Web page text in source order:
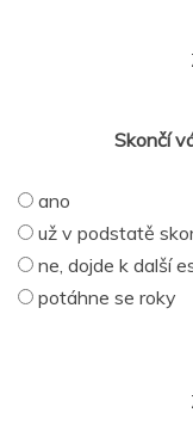
Skončí
ano
už v podstatě
ne, dojde k další
potáhne se roky